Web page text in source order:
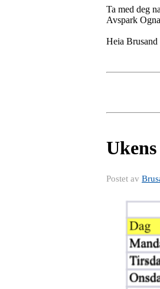
Ta med deg
Avspark
Heia Brusand
Postet av